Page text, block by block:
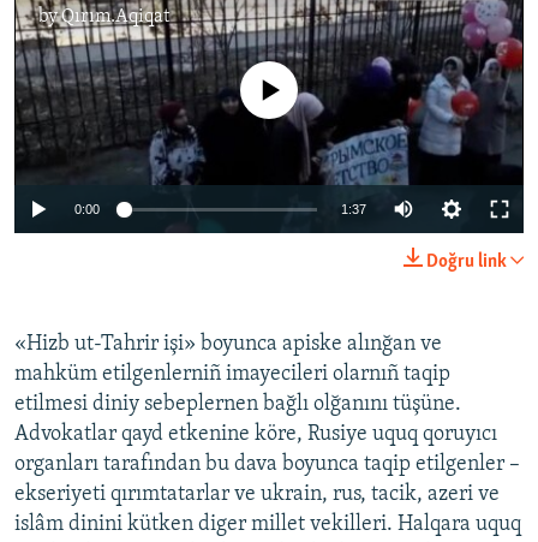
byQırım.Aqiqat
No media source currently available
0:00 1:37
Doğru link
«Hizb ut-Tahrir işi» boyunca apiske alınğan ve
mahküm etilgenlerniñ imayecileri olarnıñ taqip
etilmesi diniy sebeplernen bağlı olğanını tüşüne.
Advokatlar qayd etkenine köre, Rusiye uquq qoruyıcı
organları tarafından bu dava boyunca taqip etilgenler –
ekseriyeti qırımtatarlar ve ukrain, rus, tacik, azeri ve
islâm dinini kütken diger millet vekilleri. Halqara uquq